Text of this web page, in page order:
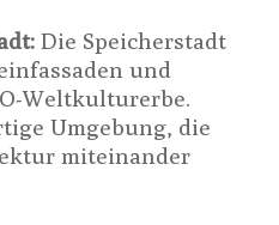
Die Speicherstadt
und
Weltkulturerbe.
Umgebung, die
miteinander